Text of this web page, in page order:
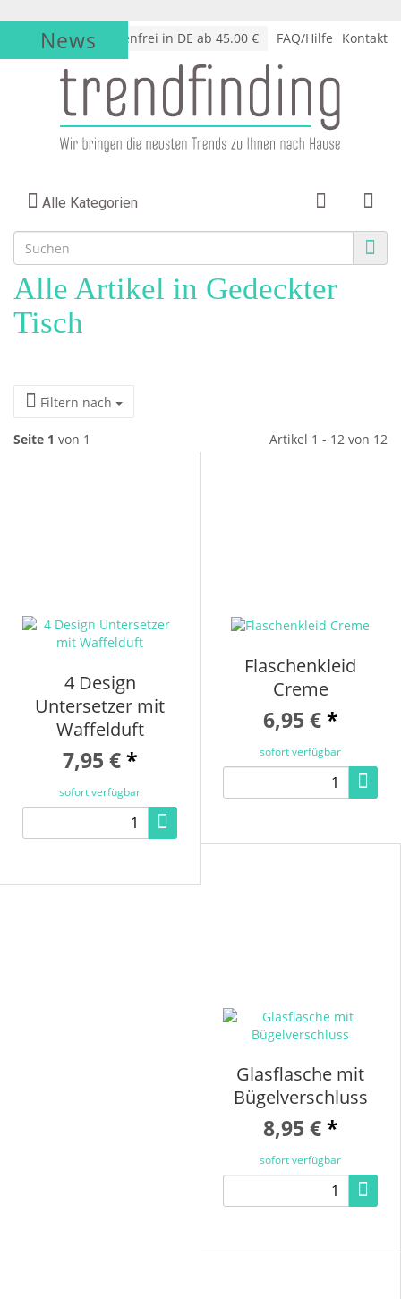
√Versandkostenfrei in DE ab 45.00 € FAQ/Hilfe Kontakt
News
Alle Kategorien
Alle Artikel in Gedeckter
Tisch
Filtern nach
Seite 1 von 1 Artikel 1 - 12 von 12
4 Design
Untersetzer mit
Waffelduft
7,95 € *
sofort verfügbar
Flaschenkleid
Creme
6,95 € *
sofort verfügbar
Glasflasche mit
Bügelverschluss
8,95 € *
sofort verfügbar